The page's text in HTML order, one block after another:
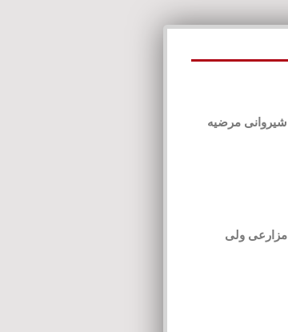
شیروانی مرضیه
مزارعی ولی